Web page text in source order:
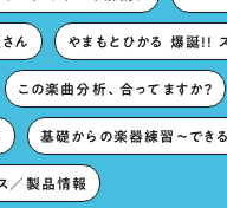
ん やまもとひかる 爆誕!!
この楽曲分析、合ってますか？
基礎からの楽器練習〜でき
／製品情報